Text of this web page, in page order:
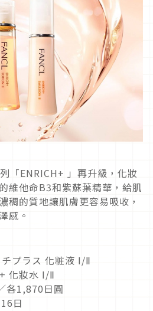
「ENRICH+ 」再升級，化妝
維他命B3和紫蘇葉精華，給肌
稠的質地讓肌膚更容易吸收，
感。
プラス 化粧液 Ⅰ/Ⅱ
化妝水 Ⅰ/Ⅱ
各1,870日圓
日